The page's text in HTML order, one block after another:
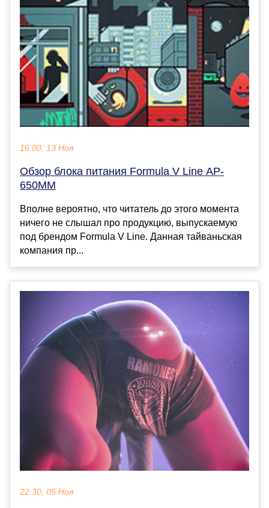
16:00, 13 Ноя
Обзор блока питания Formula V Line AP-
650MM
Вполне вероятно, что читатель до этого момента
ничего не слышал про продукцию, выпускаемую
под брендом Formula V Line. Данная тайваньская
компания пр...
22:30, 05 Ноя